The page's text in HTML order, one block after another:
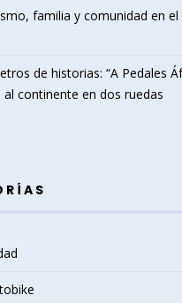
familia y comunidad en
de historias: “A Pedales
al continente en dos ruedas